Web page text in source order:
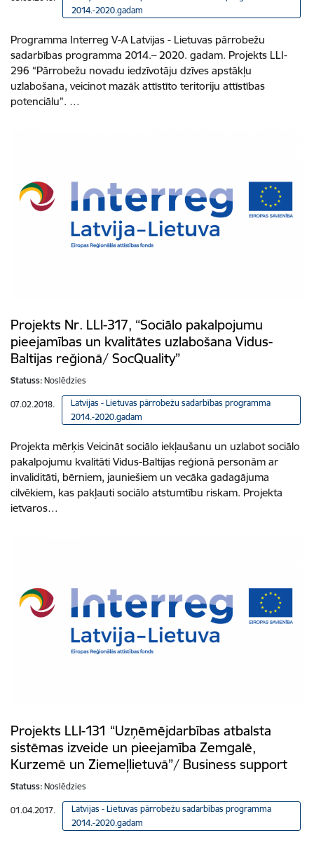
2014.-2020.gadam
Programma Interreg V-A Latvijas - Lietuvas pārrobežu
sadarbības programma 2014.– 2020. gadam. Projekts LLI-
296 “Pārrobežu novadu iedzīvotāju dzīves apstākļu
uzlabošana, veicinot mazāk attīstīto teritoriju attīstības
potenciālu”. …
Projekts Nr. LLI-317, “Sociālo pakalpojumu
pieejamības un kvalitātes uzlabošana Vidus-
Baltijas reğionā/ SocQuality”
Statuss: Noslēdzies
07.02.2018.
Latvijas - Lietuvas pārrobežu sadarbības programma
2014.-2020.gadam
Projekta mērķis Veicināt sociālo iekļaušanu un uzlabot sociālo
pakalpojumu kvalitāti Vidus-Baltijas reģionā personām ar
invaliditāti, bērniem, jauniešiem un vecāka gadagājuma
cilvēkiem, kas pakļauti sociālo atstumtību riskam. Projekta
ietvaros…
Projekts LLI-131 “Uzņēmējdarbības atbalsta
sistēmas izveide un pieejamība Zemgalē,
Kurzemē un Ziemeļlietuvā”/ Business support
Statuss: Noslēdzies
01.04.2017.
Latvijas - Lietuvas pārrobežu sadarbības programma
2014.-2020.gadam